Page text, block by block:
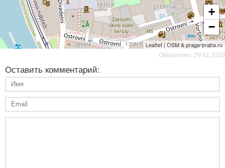
+
−
Leaflet | OSM & praga-praha.ru
Обновлено: 29.01.2020
Оставить комментарий: